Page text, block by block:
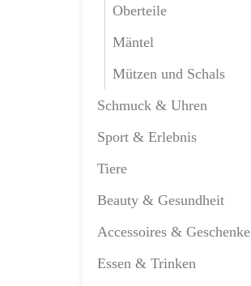
Oberteile
Mäntel
Mützen und Schals
Schmuck & Uhren
Sport & Erlebnis
Tiere
Beauty & Gesundheit
Accessoires & Geschenke
Essen & Trinken